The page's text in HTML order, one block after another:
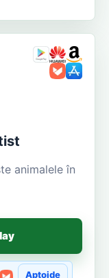
animalele în
Aptoide